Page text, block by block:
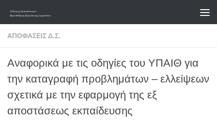
Skip to content
ΑΠΟΦΆΣΕΙΣ Δ.Σ.
Αναφορικά με τις οδηγίες του ΥΠΑΙΘ για
την καταγραφή προβλημάτων – ελλείψεων
σχετικά με την εφαρμογή της εξ
αποστάσεως εκπαίδευσης